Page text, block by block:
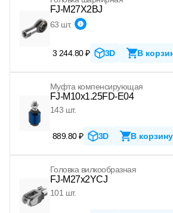
FJ-M27X2BJ
63 шт.
3 244.80 ₽ 3D В
Муфта компенсирующая
FJ-M10x1.25FD-E04
143 шт.
889.80 ₽ 3D В корзину
Головка вилкообразная
FJ-M27x2YCJ
101 шт.